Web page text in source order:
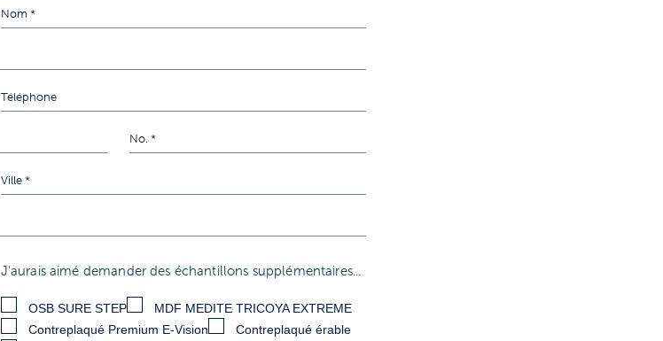
J'aurais aimé demander des échantillons supplémentaires...
OSB SURE STEP
MDF MEDITE TRICOYA EXTREME
Contreplaqué Premium E-Vision
Contreplaqué érable